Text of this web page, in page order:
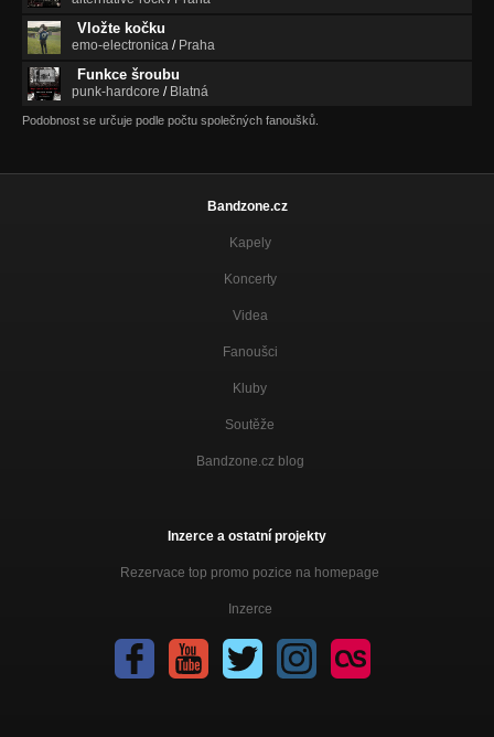
Vložte kočku
emo-electronica / Praha
Funkce šroubu
punk-hardcore / Blatná
Podobnost se určuje podle počtu společných fanoušků.
Bandzone.cz
Kapely
Koncerty
Videa
Fanoušci
Kluby
Soutěže
Bandzone.cz blog
Inzerce a ostatní projekty
Rezervace top promo pozice na homepage
Inzerce